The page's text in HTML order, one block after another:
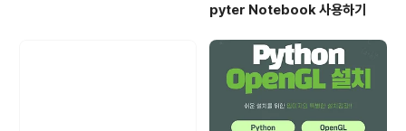
pyter Notebook 사용하기